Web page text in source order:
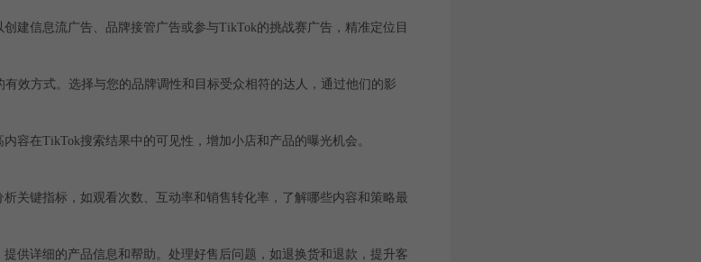
建信息流广告、品牌接管广告或参与TikTok的挑战赛广告，精准定位目
效方式。选择与您的品牌调性和目标受众相符的达人，通过他们的影
容在TikTok搜索结果中的可见性，增加小店和产品的曝光机会。
关键指标，如观看次数、互动率和销售转化率，了解哪些内容和策略最
供详细的产品信息和帮助。处理好售后问题，如退换货和退款，提升客